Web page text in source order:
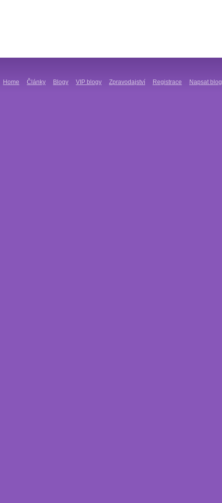
Home Články Blogy VIP blogy Zpravodajství Registrace Napsat blog